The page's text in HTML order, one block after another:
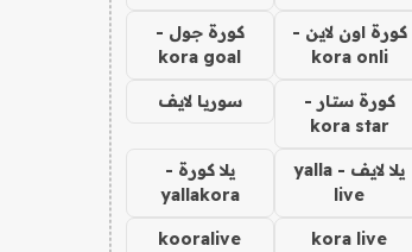
كورة اون لاين -
kora onli
كورة جول -
kora goal
كورة ستار -
kora star
سوريا لايف
يلا لايف - yalla
live
يلا كورة -
yallakora
kora live
kooralive